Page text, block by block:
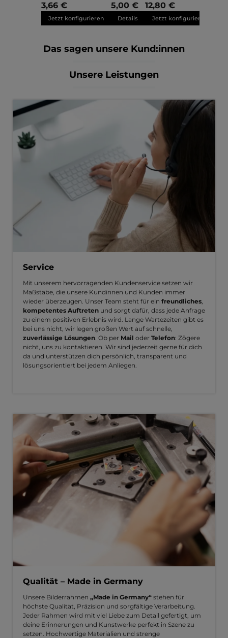
3,66 €
Jetzt konfigurieren
5,00 €
Details
12,80 €
Jetzt konfigurieren
Das sagen unsere Kund:innen
Unsere Leistungen
Service
Mit unserem hervorragenden Kundenservice setzen wir
Maßstäbe, die unsere Kundinnen und Kunden immer
wieder überzeugen. Unser Team steht für ein freundliches,
kompetentes Auftreten und sorgt dafür, dass jede Anfrage
zu einem positiven Erlebnis wird. Lange Wartezeiten gibt es
bei uns nicht, wir legen großen Wert auf schnelle,
zuverlässige Lösungen. Ob per Mail oder Telefon: Zögere
nicht, uns zu kontaktieren. Wir sind jederzeit gerne für dich
da und unterstützen dich persönlich, transparent und
lösungsorientiert bei jedem Anliegen.
Qualität – Made in Germany
Unsere Bilderrahmen „Made in Germany“ stehen für
höchste Qualität, Präzision und sorgfältige Verarbeitung.
Jeder Rahmen wird mit viel Liebe zum Detail gefertigt, um
deine Erinnerungen und Kunstwerke perfekt in Szene zu
setzen. Hochwertige Materialien und strenge